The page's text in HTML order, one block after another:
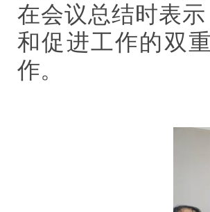
在会议总结时表
和促进工作的双
作。